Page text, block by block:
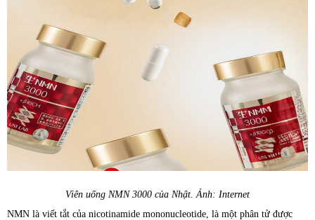
Viên uống NMN 3000 của Nhật. Ảnh: Internet
NMN là viết tắt của nicotinamide mononucleotide, là một phân tử được